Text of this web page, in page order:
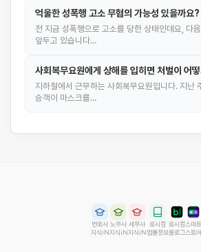
억울한 성폭행 고소 무혐의 가능성 있을까요?
전 지금 성폭행으로 고소를 당한 상태인데요, 다
앞두고 있습니다…
사회복무요원에게 상해를 입히면 처벌이 어
지하철에서 근무하는 사회복무요원입니다. 지난
승객이 마스크를…
변호사
지식iN
노무사
지식iN
세무사
지식iN
로시컴
법률정보
로시컴
블로그
스마트
스토어